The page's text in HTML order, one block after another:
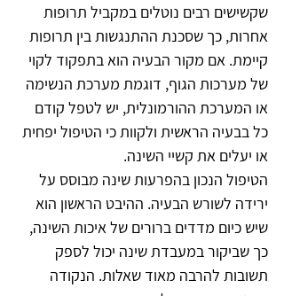
שקשישים רבים נוטלים במקביל תרופות
אחרות, כך שסכנת ההתנגשות בין תרופות
קיימת. אם מקור הבעיה הוא בתפקוד לקוי
של מערכות הגוף, דוגמת מערכת הנשימה
או המערכת ההורמונלית, יש לטפל קודם
כל בבעיה הראשית ולקוות כי הטיפול יפחית
או יעלים את קשיי השינה.
הטיפול הנכון בהפרעות שינה מבוסס על
ירידה לשורש הבעיה. ההיבט הראשון הוא
שיש כיום מדדים ברורים של איכות השינה,
כך שביקור במעבדת שינה יכול לספק
תשובות להרבה מאוד שאלות. הנקודה